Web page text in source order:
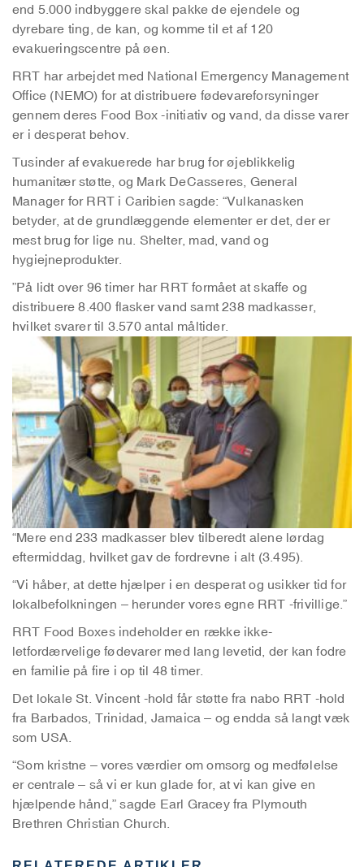
end 5.000 indbyggere skal pakke de ejendele og
dyrebare ting, de kan, og komme til et af 120
evakueringscentre på øen.
RRT har arbejdet med National Emergency Management
Office (NEMO) for at distribuere fødevareforsyninger
gennem deres Food Box -initiativ og vand, da disse varer
er i desperat behov.
Tusinder af evakuerede har brug for øjeblikkelig
humanitær støtte, og Mark DeCasseres, General
Manager for RRT i Caribien sagde: “Vulkanasken
betyder, at de grundlæggende elementer er det, der er
mest brug for lige nu. Shelter, mad, vand og
hygiejneprodukter.
”På lidt over 96 timer har RRT formået at skaffe og
distribuere 8.400 flasker vand samt 238 madkasser,
hvilket svarer til 3.570 antal måltider.
“Mere end 233 madkasser blev tilberedt alene lørdag
eftermiddag, hvilket gav de fordrevne i alt (3.495).
“Vi håber, at dette hjælper i en desperat og usikker tid for
lokalbefolkningen – herunder vores egne RRT -frivillige.”
RRT Food Boxes indeholder en række ikke-
letfordærvelige fødevarer med lang levetid, der kan fodre
en familie på fire i op til 48 timer.
Det lokale St. Vincent -hold får støtte fra nabo RRT -hold
fra Barbados, Trinidad, Jamaica – og endda så langt væk
som USA.
“Som kristne – vores værdier om omsorg og medfølelse
er centrale – så vi er kun glade for, at vi kan give en
hjælpende hånd,” sagde Earl Gracey fra Plymouth
Brethren Christian Church.